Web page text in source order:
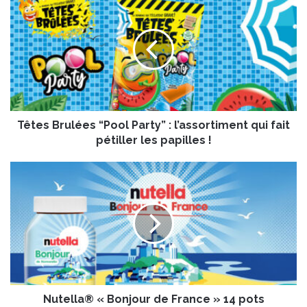
ê
t
e
s
B
r
u
l
o
l
P
a
t
Têtes Brulées “Pool Party” : l’assortiment qui fait
pétiller les papilles !
e
l
l
a
«
Nutella® « Bonjour de France » 14 pots